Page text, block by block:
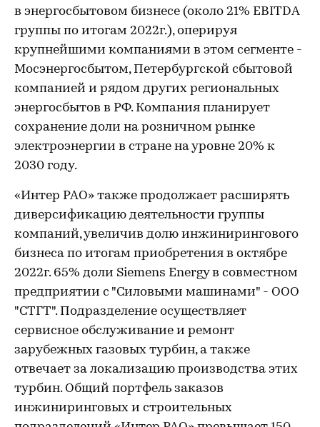
в энергосбытовом бизнесе (около 21% EBITDA
группы по итогам 2022г.), оперируя
крупнейшими компаниями в этом сегменте -
Мосэнергосбытом, Петербургской сбытовой
компанией и рядом других региональных
энергосбытов в РФ. Компания планирует
сохранение доли на розничном рынке
электроэнергии в стране на уровне 20% к
2030 году.
«Интер РАО» также продолжает расширять
диверсификацию деятельности группы
компаний, увеличив долю инжинирингового
бизнеса по итогам приобретения в октябре
2022г. 65% доли Siemens Energy в совместном
предприятии с "Силовыми машинами" - ООО
"СТГТ". Подразделение осуществляет
сервисное обслуживание и ремонт
зарубежных газовых турбин, а также
отвечает за локализацию производства этих
турбин. Общий портфель заказов
инжиниринговых и строительных